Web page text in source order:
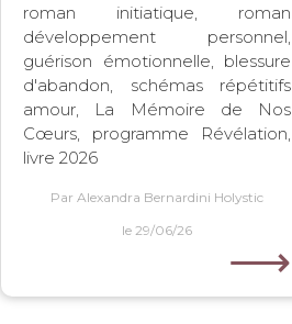
roman initiatique, roman
développement personnel,
guérison émotionnelle, blessure
d'abandon, schémas répétitifs
amour, La Mémoire de Nos
Cœurs, programme Révélation,
livre 2026
Par Alexandra Bernardini Holystic
le 29/06/26
⟶